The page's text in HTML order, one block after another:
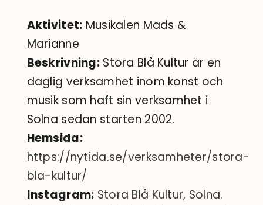
Aktivitet: Musikalen Mads &
Marianne
Beskrivning:Stora Blå Kultur är en
daglig verksamhet inom konst och
musik som haft sin verksamhet i
Solna sedan starten 2002.
Hemsida:
https://nytida.se/verksamheter/stora-
bla-kultur/
Instagram: Stora Blå Kultur, Solna.